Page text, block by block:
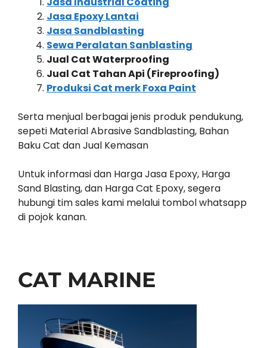
Jasa Epoxy Lantai
Jasa Sandblasting
Sewa Peralatan Sanblasting
Jual Cat Waterproofing
Jual Cat Tahan Api (Fireproofing)
Produksi Cat merk Foxa Paint
Serta menjual berbagai jenis produk pendukung,
sepeti Material Abrasive Sandblasting, Bahan
Baku Cat dan Jual Kemasan
Untuk informasi dan Harga Jasa Epoxy, Harga
Sand Blasting, dan Harga Cat Epoxy, segera
hubungi tim sales kami melalui tombol whatsapp
di pojok kanan.
CAT MARINE